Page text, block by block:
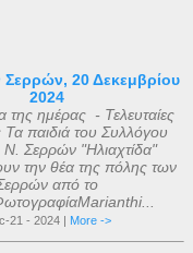
20 Δεκεμβρίου
2024
της ημέρας - Τελευταίες
Τα παιδιά του Συλλόγου
Ν. Σερρών "Ηλιαχτίδα"
την θέα της πόλης των
από το
21 - 2024 | More ->